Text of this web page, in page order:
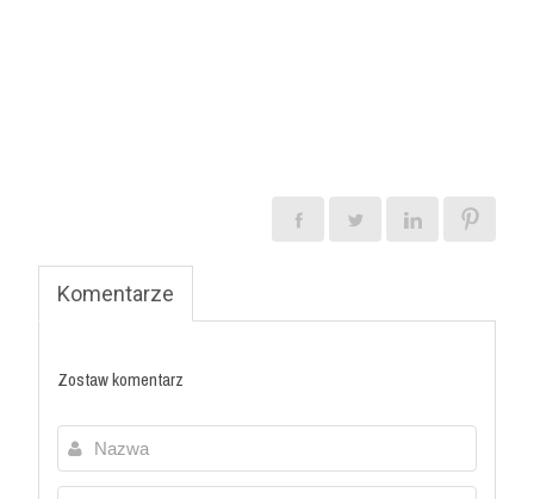
Komentarze
Zostaw komentarz